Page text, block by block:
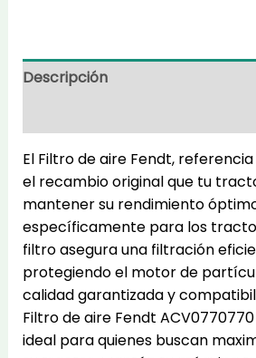
Descripción
El Filtro de aire Fendt,
el recambio original que tu
mantener su rendimiento
específicamente para los
filtro asegura una filtración
protegiendo el motor de
calidad garantizada y
Filtro de aire Fendt
ideal para quienes buscan